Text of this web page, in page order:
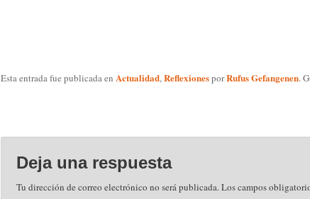
Esta entrada fue publicada en Actualidad,ReflexionesporRufus Gefangenen.
Deja una respuesta
Tu dirección de correo electrónico no será publicada.Los campos